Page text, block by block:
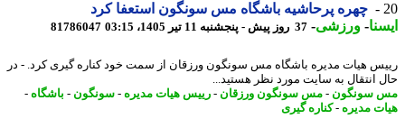
چهره پرحاشیه باشگاه مس سونگون استعفا کرد
-ورزشی-37 روز پیش - پنجشنبه 11 تیر 1405، 03:15 81786047
هیات مدیره باشگاه مس سونگون ورزقان از سمت خود کناره گیری کرد. - در
اﻧﺘﻘﺎل ﺑﻪ ﺳﺎﯾﺖ ﻣﻮرد ﻧﻈﺮ ﻫﺴﺘﯿﺪ...
سونگون-مس سونگون ورزقان -رییس هیات مدیره-سونگون-باشگاه-
مدیره-کناره گیری